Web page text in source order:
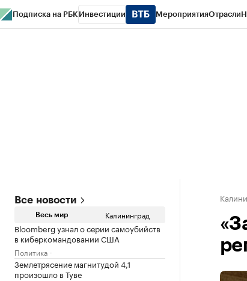
Подписка на РБК Инвестиции МероприятияОтрасли
Все новости
Весь мир Калининград
Bloomberg узнал о серии самоубийств
в киберкомандовании США
Политика
Землетрясение магнитудой 4,1
произошло в Туве